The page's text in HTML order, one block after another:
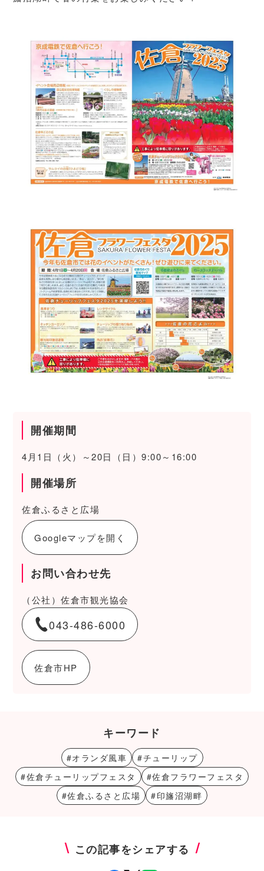
開催期間
4月1日（火）～20日（日）9:00～16:00
開催場所
佐倉ふるさと広場
Googleマップを開く
お問い合わせ先
（公社）佐倉市観光協会
043-486-6000
佐倉市HP
キーワード
#オランダ風車
#チューリップ
#佐倉チューリップフェスタ
#佐倉フラワーフェスタ
#佐倉ふるさと広場
#印旛沼湖畔
この記事をシェアする